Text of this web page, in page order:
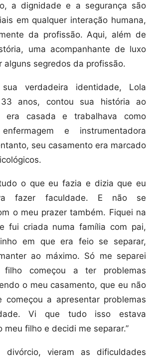
a dignidade e a segurança são
em qualquer interação humana,
da profissão. Aqui, além de
uma acompanhante de luxo
alguns segredos da profissão.
verdadeira identidade, Lola
anos, contou sua história ao
era casada e trabalhava como
e instrumentadora
seu casamento era marcado
o que eu fazia e dizia que eu
fazer faculdade. E não se
o meu prazer também. Fiquei na
fui criada numa família com pai,
em que era feio se separar,
ao máximo. Só me separei
filho começou a ter problemas
o meu casamento, que eu não
começou a apresentar problemas
Vi que tudo isso estava
meu filho e decidi me separar.”
vieram as dificuldades